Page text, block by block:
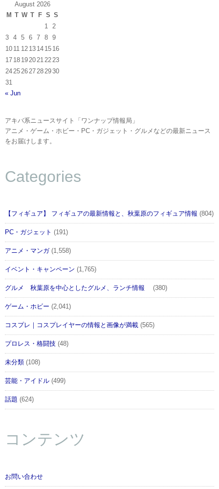
August 2026
M T W T F S S
1
2
3
4 5 6 7 8
9
10 11 12 13 14 15 16
17 18 19 20 21 22 23
24 25 26 27 28 2930
31
« Jun
アキバ系ニュースサイト「ワンナップ情報局」
アニメ・ゲーム・ホビー・PC・ガジェット・グルメなどの最新ニュース
をお届けします。
Categories
【フィギュア】 フィギュアの最新情報と、秋葉原のフィギュア情報 (804)
PC・ガジェット (191)
アニメ・マンガ(1,558)
イベント・キャンペーン (1,765)
グルメ 秋葉原を中心としたグルメ、ランチ情報 (380)
ゲーム・ホビー (2,041)
コスプレ｜コスプレイヤーの情報と画像が満載 (565)
プロレス・格闘技 (48)
未分類 (108)
芸能・アイドル (499)
話題 (624)
コンテンツ
お問い合わせ